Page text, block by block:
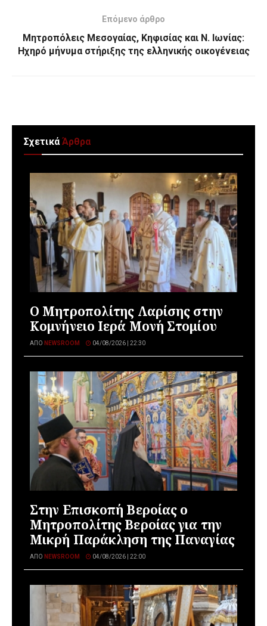
Επόμενο άρθρο
Μητροπόλεις Μεσογαίας, Κηφισίας και Ν. Ιωνίας:
Ηχηρό μήνυμα στήριξης της ελληνικής οικογένειας
ΣχετικάΆρθρα
Ο Μητροπολίτης Λαρίσης στην
Κομνήνειο Ιερά Μονή Στομίου
ΑΠΌ NEWSROOM 04/08/2026 | 22:30
Στην Επισκοπή Βεροίας ο
Μητροπολίτης Βεροίας για την
Μικρή Παράκληση της Παναγίας
ΑΠΌ NEWSROOM 04/08/2026 | 22:00